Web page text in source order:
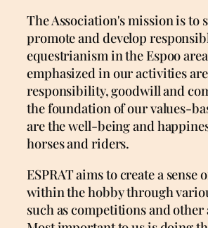
The Association's mission is to
promote and develop
equestrianism in the Espoo
emphasized in our activities are
responsibility, goodwill and
the foundation of our values-
are the well-being and
horses and riders.
ESPRAT aims to create a sense
within the hobby through
such as competitions and